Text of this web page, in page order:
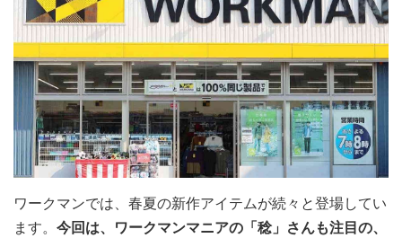
ワークマンでは、春夏の新作アイテムが続々と登場してい
ます。 今回は、ワークマンマニアの「稔」さんも注目の、